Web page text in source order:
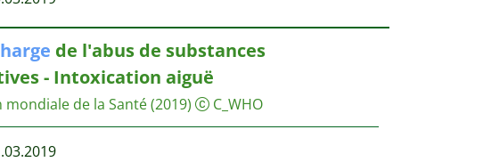
de l'abus de substances
- Intoxication aiguë
mondiale de la Santé (2019) C_WHO